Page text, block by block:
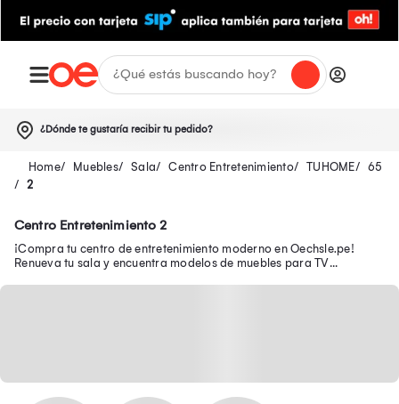
¿Dónde te gustaría recibir tu pedido?
Muebles Sala Centro Entretenimiento TUHOME
65
2
Centro Entretenimiento 2
¡Compra tu centro de entretenimiento moderno en Oechsle.pe!
Renueva tu sala y encuentra modelos de muebles para TV